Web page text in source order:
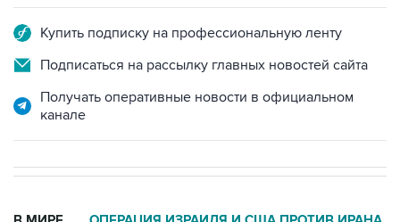
Купить подписку на профессиональную ленту
Подписаться на рассылку главных новостей сайта
Получать оперативные новости в официальном
канале